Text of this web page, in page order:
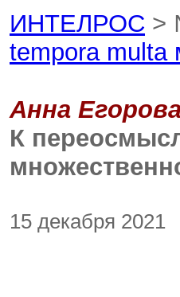
ИНТЕЛРОС >
tempora multa
Анна
К
15 декабря 2021